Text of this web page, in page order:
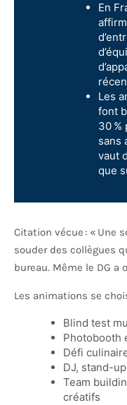
En
Les
font
30 %
sans
vaut
que
Citation vécue : « Une
souder des collègues
bureau. Même le DG a
Les animations se
Blind test
Photobooth
Défi
DJ, stand-
Team
créatifs